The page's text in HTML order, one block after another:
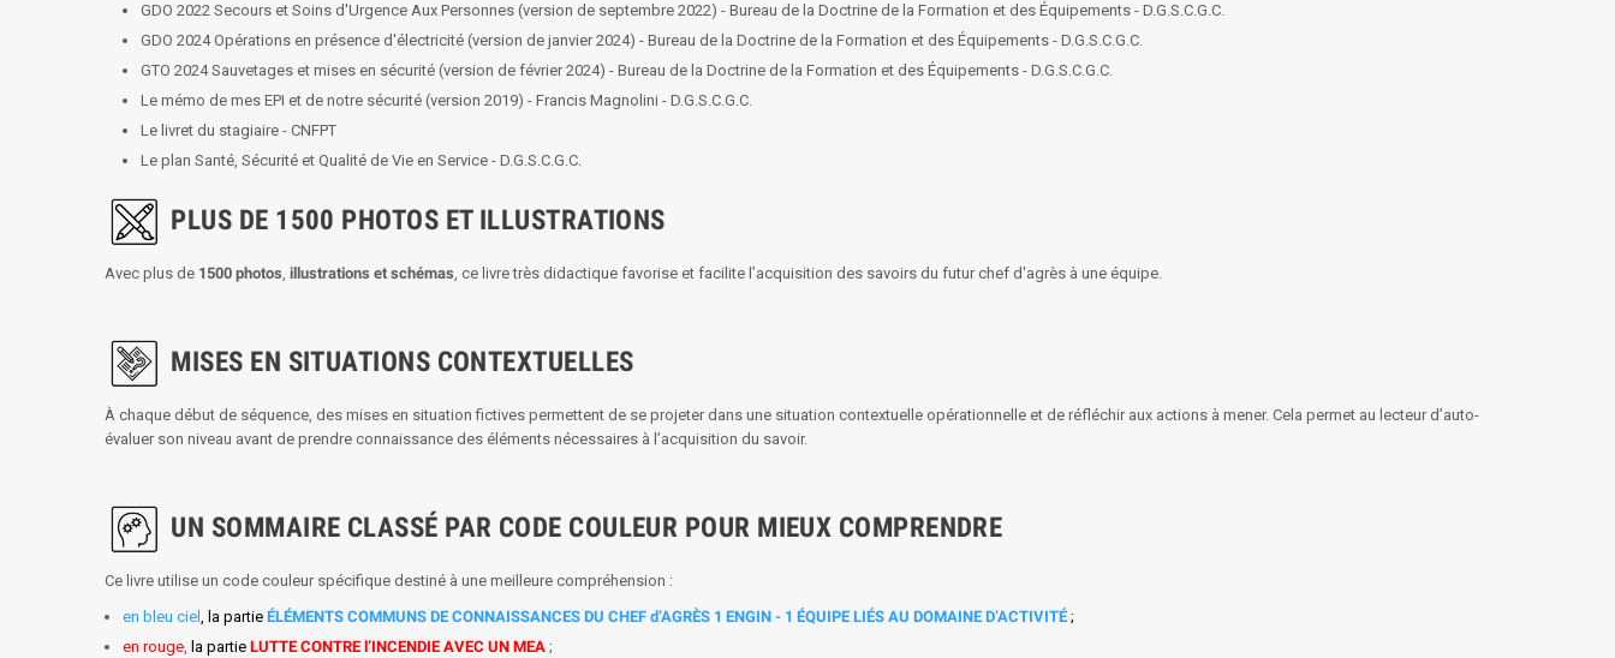
GDO 2022 Secours et Soins d'Urgence Aux Personnes (version de septembre 2022) - Bureau de la Doctrine de la Formation et des Équipements - D.G.S.C.G.C.
GDO 2024 Opérations en présence d'électricité (version de janvier 2024) - Bureau de la Doctrine de la Formation et des Équipements - D.G.S.C.G.C.
GTO 2024 Sauvetages et mises en sécurité (version de février 2024) - Bureau de la Doctrine de la Formation et des Équipements - D.G.S.C.G.C.
Le mémo de mes EPI et de notre sécurité (version 2019) - Francis Magnolini - D.G.S.C.G.C.
Le livret du stagiaire - CNFPT
Le plan Santé, Sécurité et Qualité de Vie en Service - D.G.S.C.G.C.
PLUS DE 1500 PHOTOS ET ILLUSTRATIONS
Avec plus de 1500 photos, illustrations et schémas, ce livre très didactique favorise et facilite l’acquisition des savoirs du futur chef d'agrès à une équipe.
MISES EN SITUATIONS CONTEXTUELLES
À chaque début de séquence, des mises en situation fictives permettent de se projeter dans une situation contextuelle opérationnelle et de réfléchir aux actions à mener. Cela permet au lecteur d’auto-
évaluer son niveau avant de prendre connaissance des éléments nécessaires à l’acquisition du savoir.
UN SOMMAIRE CLASSÉ PAR CODE COULEUR POUR MIEUX COMPRENDRE
Ce livre utilise un code couleur spécifique destiné à une meilleure compréhension :
en bleu ciel , la partie ÉLÉMENTS COMMUNS DE CONNAISSANCES DU CHEF d’AGRÈS 1 ENGIN - 1 ÉQUIPE LIÉS AU DOMAINE D’ACTIVITÉ ;
en rouge, la partie LUTTE CONTRE l’INCENDIE AVEC UN MEA ;